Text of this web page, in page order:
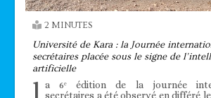
2 MINUTES
Université de Kara : la Journée
secrétaires placée sous le signe de
artificielle
a 6ᵉ édition de la journée
secrétaires a été observé en différé